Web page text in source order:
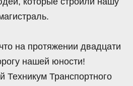
на протяжении двадцати
нашей юности!
Техникум Транспортного